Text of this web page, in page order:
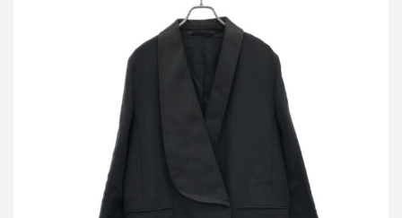
アクネストゥディオズ 17SS LOVIS HEAVY ショールカラーロン
買取金額12,500円